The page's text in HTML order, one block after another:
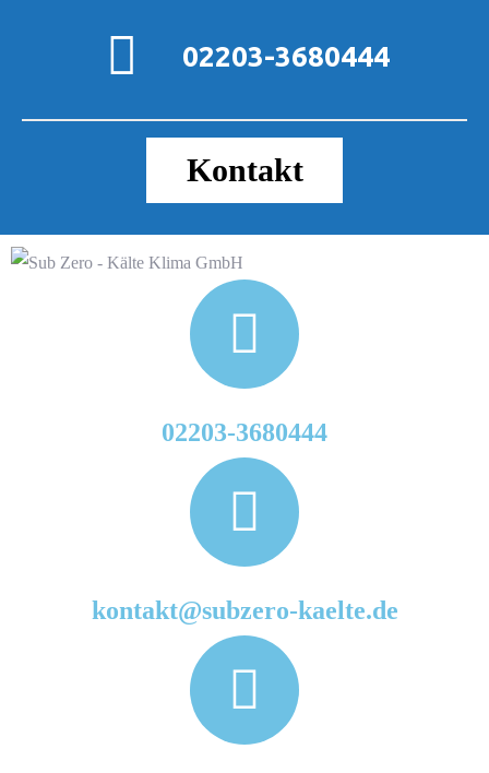
02203-3680444
Kontakt
02203-3680444
kontakt@subzero-kaelte.de